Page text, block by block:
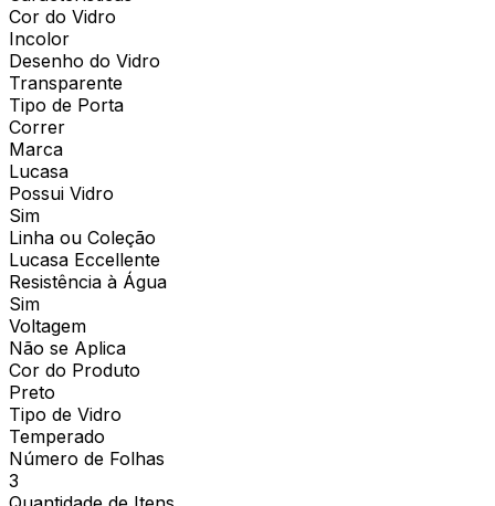
Cor do Vidro
Incolor
Desenho do Vidro
Transparente
Tipo de Porta
Correr
Marca
Lucasa
Possui Vidro
Sim
Linha ou Coleção
Lucasa Eccellente
Resistência à Água
Sim
Voltagem
Não se Aplica
Cor do Produto
Preto
Tipo de Vidro
Temperado
Número de Folhas
3